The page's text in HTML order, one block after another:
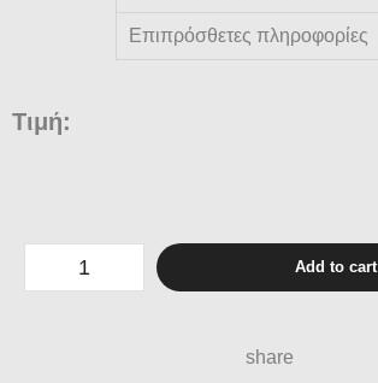
Επιπρόσθετες πληροφορίες
Τιμή:
Add to cart
share